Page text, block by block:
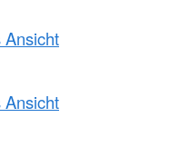
Ansicht
Ansicht